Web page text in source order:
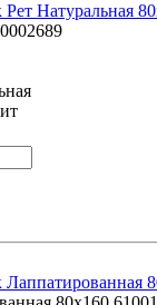
Натуральная